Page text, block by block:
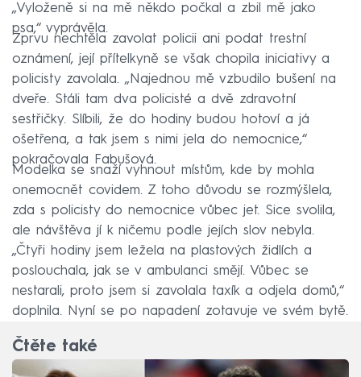
„Vyloženě si na mě někdo počkal a zbil mě jako
psa,“ vyprávěla.
Zprvu nechtěla zavolat policii ani podat trestní
oznámení, její přítelkyně se však chopila iniciativy a
policisty zavolala. „Najednou mě vzbudilo bušení na
dveře. Stáli tam dva policisté a dvě zdravotní
sestřičky. Slíbili, že do hodiny budou hotoví a já
ošetřena, a tak jsem s nimi jela do nemocnice,“
pokračovala Fabušová.
Modelka se snaží vyhnout místům, kde by mohla
onemocnět covidem. Z toho důvodu se rozmýšlela,
zda s policisty do nemocnice vůbec jet. Sice svolila,
ale návštěva jí k ničemu podle jejích slov nebyla.
„Čtyři hodiny jsem ležela na plastových židlích a
poslouchala, jak se v ambulanci smějí. Vůbec se
nestarali, proto jsem si zavolala taxík a odjela domů,“
doplnila. Nyní se po napadení zotavuje ve svém bytě.
Čtěte také